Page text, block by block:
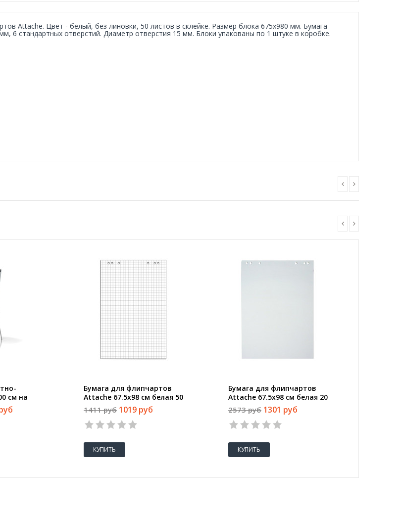
Attache. Цвет - белый, без линовки, 50 листов в склейке. Размер блока 675x980 мм. Бумага
6 стандартных отверстий. Диаметр отверстия 15 мм. Блоки упакованы по 1 штуке в коробке.
см на
Бумага для флипчартов
Attache 67.5х98 см белая 50
листов в клетку (80 г/кв.м)
1411 руб 1019 руб
КУПИТЬ
Бумага для флипчартов
Attache 67.5х98 см белая 20
листов (5 блоков в упаковке)
2573 руб 1301 руб
КУПИТЬ